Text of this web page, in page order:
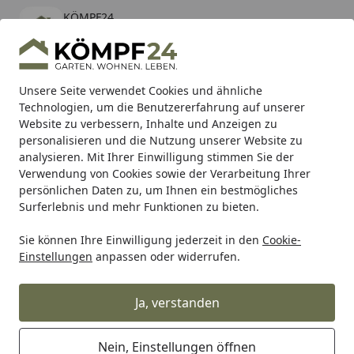
Unsere Seite verwendet Cookies und ähnliche
Technologien, um die Benutzererfahrung auf unserer
Website zu verbessern, Inhalte und Anzeigen zu
personalisieren und die Nutzung unserer Website zu
analysieren. Mit Ihrer Einwilligung stimmen Sie der
Verwendung von Cookies sowie der Verarbeitung Ihrer
persönlichen Daten zu, um Ihnen ein bestmögliches
Surferlebnis und mehr Funktionen zu bieten.
Sie können Ihre Einwilligung jederzeit in den Cookie-
Einstellungen anpassen oder widerrufen.
Ja, verstanden
Nein, Einstellungen öffnen
KÖMPF24
kostenlos - Im App Store
Hotline
Alle Produkte
Mein Konto
Suchen
Karibu Pools inkl. gratis Sandfilteranlage & Pool-
Starterset (Gesamtwert bis 468,99€)
Startseite
Vicma Vicma Lenkerspiegel Vicma Spiegel schwarz,
Vicma Spiegel schwarz,